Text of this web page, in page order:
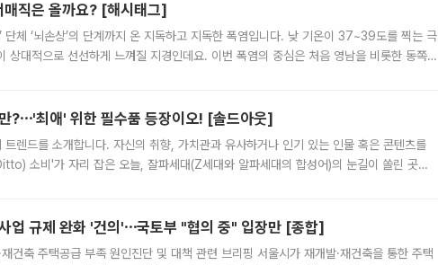
매직은 올까요? [해시태그]
단체 ‘뇌손상’의 단계까지 온 지독하고 지독한 폭염입니다. 낮 기온이 37~39도를 찍는 극
상대적으로 선선하게 느껴질 지경인데요. 이번 폭염의 중심은 처음 영남을 비롯한 동쪽
?⋯'최애' 위한 필수품 등장이오! [솔드아웃]
트렌드를 소개합니다. 자신의 취향, 가치관과 유사하거나 인기 있는 인물 혹은 콘텐츠를
소비'가 자리 잡은 오늘, 잘파세대(Z세대와 알파세대의 합성어)의 눈길이 쏠린 곳은
업 규제 완화 '건의'⋯국토부 "협의 중" 입장만 [종합]
건축 주택공급 부족 원인진단 및 대책 관련 브리핑 서울시가 재개발·재건축을 통한 주택